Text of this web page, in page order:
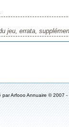
jeu, errata,
parArfooo Annuaire © 2007